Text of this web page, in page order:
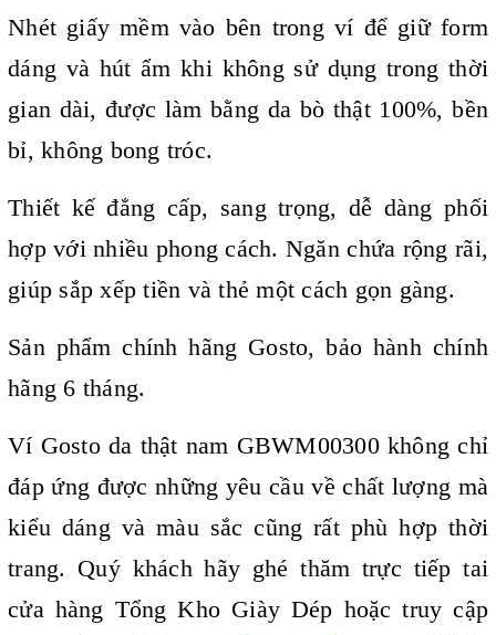
Nhét giấy mềm vào bên trong ví để giữ form
dáng và hút ẩm khi không sử dụng trong thời
gian dài, được làm bằng da bò thật 100%, bền
bỉ, không bong tróc.
Thiết kế đẳng cấp, sang trọng, dễ dàng phối
hợp với nhiều phong cách. Ngăn chứa rộng rãi,
giúp sắp xếp tiền và thẻ một cách gọn gàng.
Sản phẩm chính hãng Gosto, bảo hành chính
hãng 6 tháng.
Ví Gosto da thật nam GBWM00300 không chỉ
đáp ứng được những yêu cầu về chất lượng mà
kiểu dáng và màu sắc cũng rất phù hợp thời
trang. Quý khách hãy ghé thăm trực tiếp tai
cửa hàng Tổng Kho Giày Dép hoặc truy cập